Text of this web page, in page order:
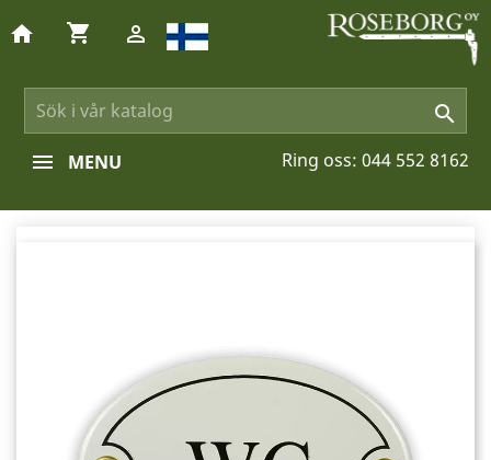

home shopping_cart 
Ring oss: 044 552 8162
MENU